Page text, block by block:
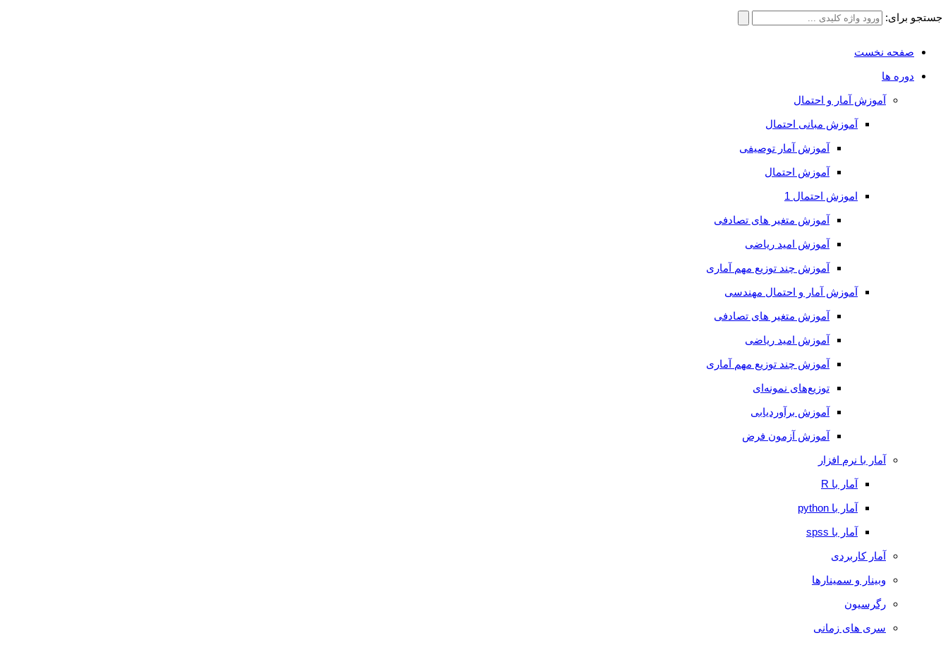
جستجو برای:
صفحه نخست
دوره ها
آموزش آمار و احتمال
آموزش مبانی احتمال
آموزش آمار توصیفی
آموزش احتمال
اموزش احتمال 1
آموزش متغیر های تصادفی
آموزش امید ریاضی
آموزش چند توزیع مهم آماری
آموزش آمار و احتمال مهندسی
آموزش متغیر های تصادفی
آموزش امید ریاضی
آموزش چند توزیع مهم آماری
توزیع‌های نمونه‌ای
آموزش برآوردیابی
آموزش آزمون فرض
آمار با نرم افزار
آمار با R
آمار با python
آمار با spss
آمار کاربردی
وبینار و سمینارها
رگرسیون
سری های زمانی